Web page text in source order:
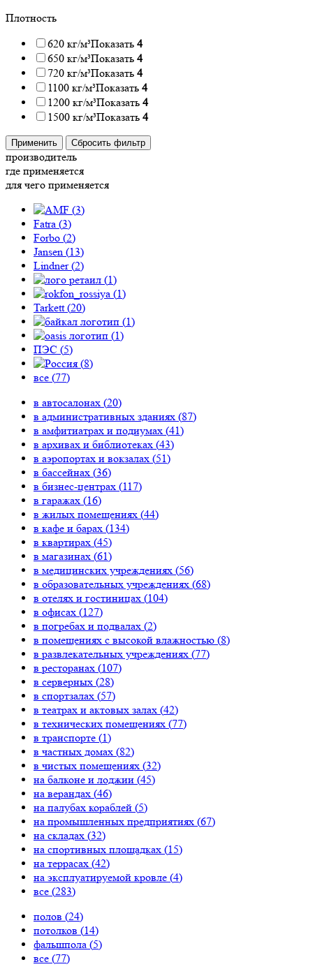
Плотность
620 кг/м³Показать 4
650 кг/м³Показать 4
720 кг/м³Показать 4
1100 кг/м³Показать 4
1200 кг/м³Показать 4
1500 кг/м³Показать 4
Применить Сбросить фильтр
производитель
где применяется
для чего применяется
(3)
Fatra (3)
Forbo (2)
Jansen (13)
Lindner (2)
(1)
(1)
Tarkett (20)
(1)
(1)
ПЭС (5)
(8)
все (77)
в автосалонах (20)
в административных зданиях (87)
в амфитиатрах и подиумах (41)
в архивах и библиотеках (43)
в аэропортах и вокзалах (51)
в бассейнах (36)
в бизнес-центрах (117)
в гаражах (16)
в жилых помещениях (44)
в кафе и барах (134)
в квартирах (45)
в магазинах (61)
в медицинских учреждениях (56)
в образовательных учреждениях (68)
в отелях и гостиницах (104)
в офисах (127)
в погребах и подвалах (2)
в помещениях с высокой влажностью (8)
в развлекательных учреждениях (77)
в ресторанах (107)
в серверных (28)
в спортзалах (57)
в театрах и актовых залах (42)
в технических помещениях (77)
в транспорте (1)
в частных домах (82)
в чистых помещениях (32)
на балконе и лоджии (45)
на верандах (46)
на палубах кораблей (5)
на промышленных предприятиях (67)
на складах (32)
на спортивных площадках (15)
на террасах (42)
на эксплуатируемой кровле (4)
все (283)
полов (24)
потолков (14)
фальшпола (5)
все (77)